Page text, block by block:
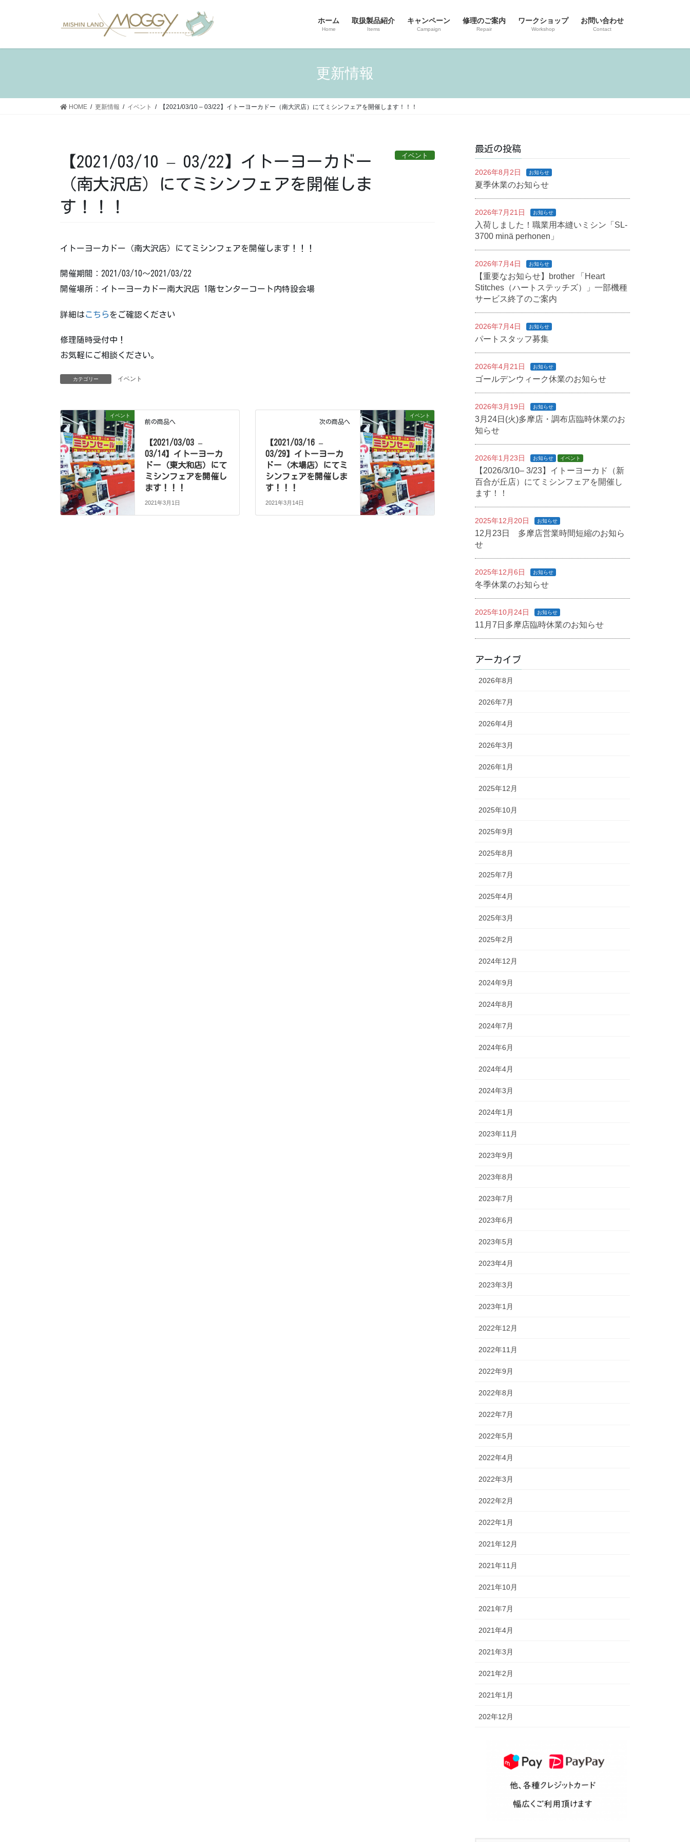
ホーム
Home
取扱製品紹介
Items
キャンペーン
Campaign
修理のご案内
Repair
ワークショップ
Workshop
お問い合わせ
Contact
更新情報
HOME 更新情報 イベント 【2021/03/10 – 03/22】イトーヨーカドー（南大沢店）にてミシンフェアを開催します！！！
イベント
【2021/03/10 – 03/22】イトーヨーカドー
（南大沢店）にてミシンフェアを開催しま
す！！！
イトーヨーカドー（南大沢店）にてミシンフェアを開催します！！！
開催期間：2021/03/10〜2021/03/22
開催場所：イトーヨーカドー南大沢店 1階センターコート内特設会場
詳細はこちらをご確認ください
修理随時受付中！
お気軽にご相談ください。
カテゴリー イベント
イベント
前の商品へ
【2021/03/03 –
03/14】イトーヨーカ
ドー（東大和店）にて
ミシンフェアを開催し
ます！！！
2021年3月1日
イベント
次の商品へ
【2021/03/16 –
03/29】イトーヨーカ
ドー（木場店）にてミ
シンフェアを開催しま
す！！！
2021年3月14日
最近の投稿
2026年8月2日 お知らせ
夏季休業のお知らせ
2026年7月21日 お知らせ
入荷しました！職業用本縫いミシン「SL-
3700 minä perhonen」
2026年7月4日 お知らせ
【重要なお知らせ】brother 「Heart
Stitches（ハートステッチズ）」一部機種
サービス終了のご案内
2026年7月4日 お知らせ
パートスタッフ募集
2026年4月21日 お知らせ
ゴールデンウィーク休業のお知らせ
2026年3月19日 お知らせ
3月24日(火)多摩店・調布店臨時休業のお
知らせ
2026年1月23日 お知らせ イベント
【2026/3/10– 3/23】イトーヨーカド（新
百合が丘店）にてミシンフェアを開催し
ます！！
2025年12月20日 お知らせ
12月23日 多摩店営業時間短縮のお知ら
せ
2025年12月6日 お知らせ
冬季休業のお知らせ
2025年10月24日 お知らせ
11月7日多摩店臨時休業のお知らせ
アーカイブ
2026年8月
2026年7月
2026年4月
2026年3月
2026年1月
2025年12月
2025年10月
2025年9月
2025年8月
2025年7月
2025年4月
2025年3月
2025年2月
2024年12月
2024年9月
2024年8月
2024年7月
2024年6月
2024年4月
2024年3月
2024年1月
2023年11月
2023年9月
2023年8月
2023年7月
2023年6月
2023年5月
2023年4月
2023年3月
2023年1月
2022年12月
2022年11月
2022年9月
2022年8月
2022年7月
2022年5月
2022年4月
2022年3月
2022年2月
2022年1月
2021年12月
2021年11月
2021年10月
2021年7月
2021年4月
2021年3月
2021年2月
2021年1月
202年12月